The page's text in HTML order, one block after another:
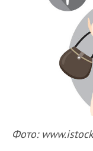
Фото: